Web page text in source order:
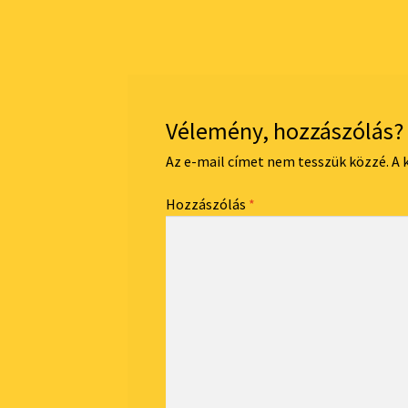
Vélemény, hozzászólás?
Az e-mail címet nem tesszük közzé. A
Hozzászólás *